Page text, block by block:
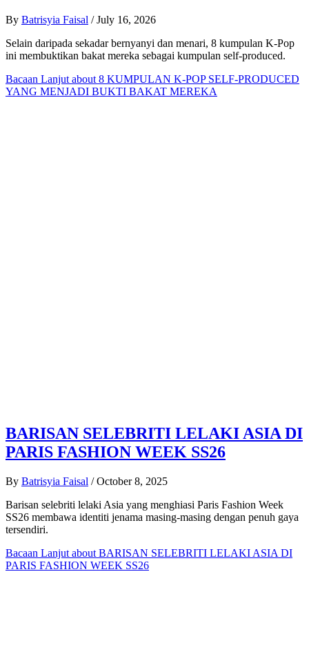
By Batrisyia Faisal / July 16, 2026
Selain daripada sekadar bernyanyi dan menari, 8 kumpulan K-Pop
ini membuktikan bakat mereka sebagai kumpulan self-produced.
Bacaan Lanjut about 8 KUMPULAN K-POP SELF-PRODUCED
YANG MENJADI BUKTI BAKAT MEREKA
BARISAN SELEBRITI LELAKI ASIA DI
PARIS FASHION WEEK SS26
By Batrisyia Faisal / October 8, 2025
Barisan selebriti lelaki Asia yang menghiasi Paris Fashion Week
SS26 membawa identiti jenama masing-masing dengan penuh gaya
tersendiri.
Bacaan Lanjut about BARISAN SELEBRITI LELAKI ASIA DI
PARIS FASHION WEEK SS26